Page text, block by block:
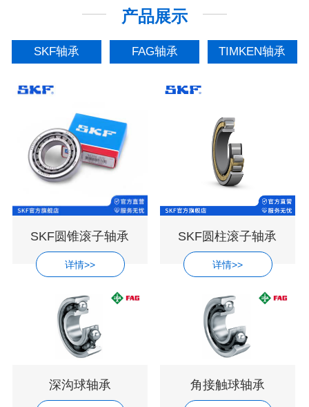
产品展示
SKF轴承 FAG轴承 TIMKEN轴承
SKF圆锥滚子轴承
详情>>
SKF圆柱滚子轴承
详情>>
深沟球轴承 角接触球轴承